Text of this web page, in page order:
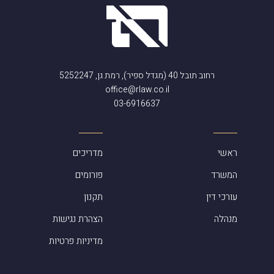
רחוב תובל 40 (מגדל ספיר), רמת גן, 5252247
office@rlaw.co.il
03-6916637
ראשי
המשרד
עורכי דין
מנהלה
מדריכים
פורומים
תקנון
הצהרת נגישות
מדיניות פרטיות